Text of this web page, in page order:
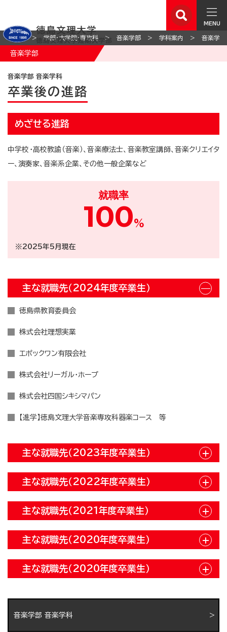
MENU
ホーム 学部・大学院・専攻科 音楽学部 学科案内 音楽学
音楽学部
音楽学部 音楽学科
卒業後の進路
めざせる進路
中学校・高校教諭（音楽）、音楽療法士、音楽教室講師、音楽クリエイタ
ー、演奏家、音楽系企業、その他一般企業など
就職率
100%
※2025年5月現在
主な就職先（2024年度卒業生）
徳島県教育委員会
株式会社理想実業
エポックワン有限会社
株式会社リーガル・ホープ
株式会社四国シキシマパン
【進学】徳島文理大学音楽専攻科器楽コース 等
主な就職先（2023年度卒業生）
主な就職先（2022年度卒業生）
主な就職先（2021年度卒業生）
主な就職先（2020年度卒業生）
主な就職先（2020年度卒業生）
音楽学部 音楽学科